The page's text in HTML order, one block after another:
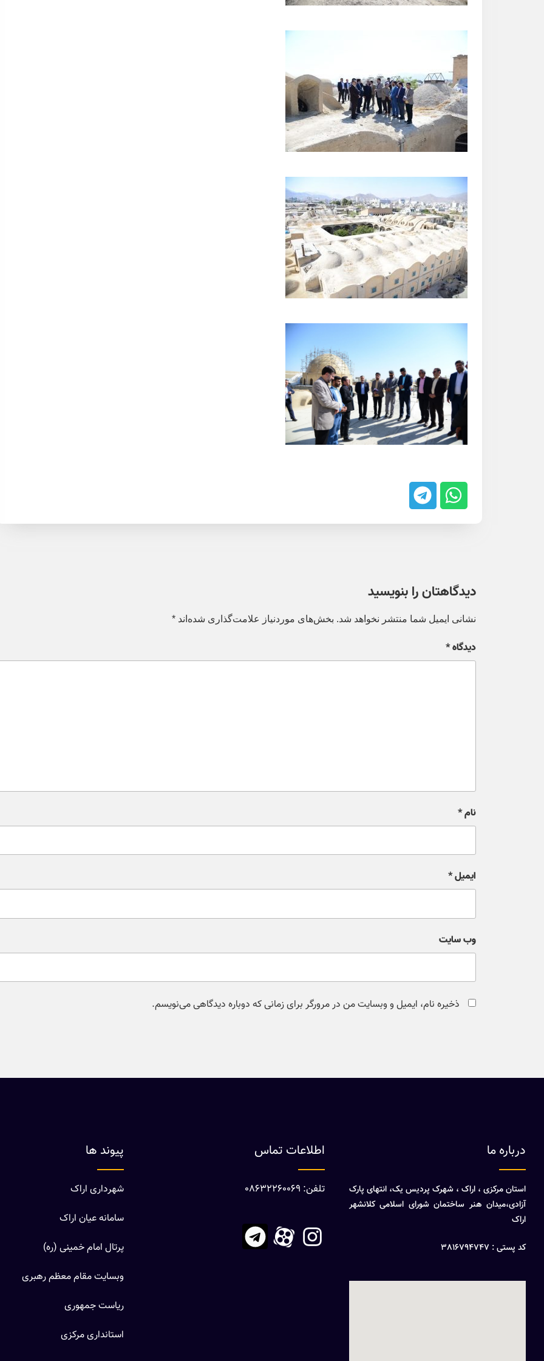
دیدگاهتان را بنویسید
نشانی ایمیل شما منتشر نخواهد شد. بخش‌های موردنیاز علامت‌گذاری شده‌اند *
دیدگاه*
نام*
ایمیل*
وب‌ سایت
ذخیره نام، ایمیل و وبسایت من در مرورگر برای زمانی که دوباره دیدگاهی می‌نویسم.
درباره ما
استان مرکزی ، اراک ، شهرک پردیس یک، انتهای پارک
آزادی،میدان هنر ساختمان شورای اسلامی کلانشهر
اراک
کد پستی : 3816794747
اطلاعات تماس
تلفن: 08632260069
پیوند ها
شهرداری اراک
سامانه عیان اراک
پرتال امام خمینی (ره)
وبسایت مقام معظم رهبری
ریاست جمهوری
استانداری مرکزی